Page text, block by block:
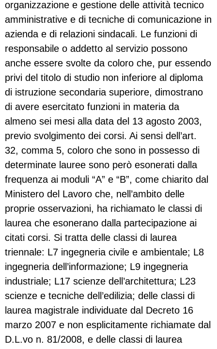
organizzazione e gestione delle attività tecnico
amministrative e di tecniche di comunicazione in
azienda e di relazioni sindacali. Le funzioni di
responsabile o addetto al servizio possono
anche essere svolte da coloro che, pur essendo
privi del titolo di studio non inferiore al diploma
di istruzione secondaria superiore, dimostrano
di avere esercitato funzioni in materia da
almeno sei mesi alla data del 13 agosto 2003,
previo svolgimento dei corsi. Ai sensi dell’art.
32, comma 5, coloro che sono in possesso di
determinate lauree sono però esonerati dalla
frequenza ai moduli “A” e “B”, come chiarito dal
Ministero del Lavoro che, nell’ambito delle
proprie osservazioni, ha richiamato le classi di
laurea che esonerano dalla partecipazione ai
citati corsi. Si tratta delle classi di laurea
triennale: L7 ingegneria civile e ambientale; L8
ingegneria dell’informazione; L9 ingegneria
industriale; L17 scienze dell’architettura; L23
scienze e tecniche dell’edilizia; delle classi di
laurea magistrale individuate dal Decreto 16
marzo 2007 e non esplicitamente richiamate dal
D.L.vo n. 81/2008, e delle classi di laurea